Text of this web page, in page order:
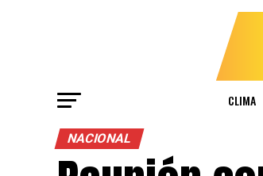
CLIMA
NACIONAL